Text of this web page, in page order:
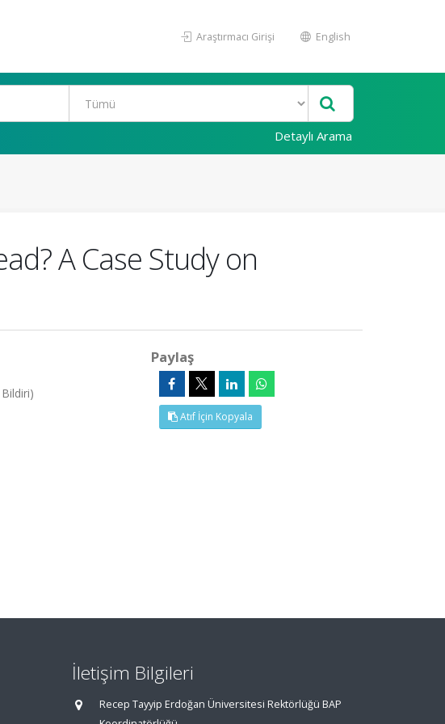
Araştırmacı Girişi English
Detaylı Arama
A Case Study on
Paylaş
Atıf İçin Kopyala
İletişim Bilgileri
Recep Tayyip Erdoğan Üniversitesi Rektörlüğü BAP